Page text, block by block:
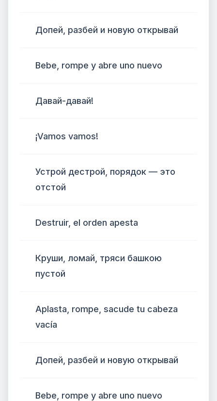
Допей, разбей и новую открывай
Bebe, rompe y abre uno nuevo
Давай-давай!
¡Vamos vamos!
Устрой дестрой, порядок — это
отстой
Destruir, el orden apesta
Круши, ломай, тряси башкою
пустой
Aplasta, rompe, sacude tu cabeza
vacía
Допей, разбей и новую открывай
Bebe, rompe y abre uno nuevo